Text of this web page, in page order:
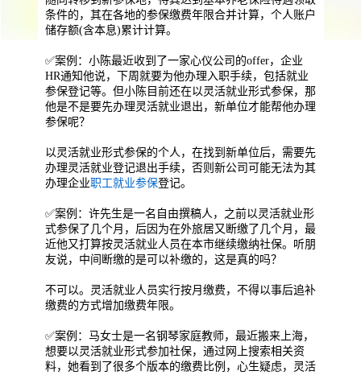
条件的，其在各地的参保缴费年限合并计算，个人账户
储存额(含本息)累计计算。
✅案例：小陈最近收到了一家心仪公司的offer，企业
HR通知他说，下周就要为他办理入职手续，包括就业
参保登记等。但小陈目前还在以灵活就业形式参保，那
他是不是要先办理灵活就业退出，新单位才能帮他办理
参保呢？
以灵活就业形式参保的个人，在找到新单位后，需要先
办理灵活就业登记退出手续，否则新公司可能无法为其
办理企业职工就业参保登记。
✅案例：许先生是一名自由撰稿人，之前以灵活就业形
式参保了几个月，后因为在外旅居又断缴了几个月，最
近他又打算按灵活就业人员在本市继续缴纳社保。听朋
友说，中间断缴的是可以补缴的，这是真的吗？
不可以。灵活就业人员实行按月缴费，不得以事后追补
缴费的方式增加缴费年限。
✅案例：马女士是一名钢琴家庭教师，最近搬来上海，
想要以灵活就业形式参加社保，通过网上搜索相关资
料，她看到了很多个版本的缴费比例，心生疑虑，灵活